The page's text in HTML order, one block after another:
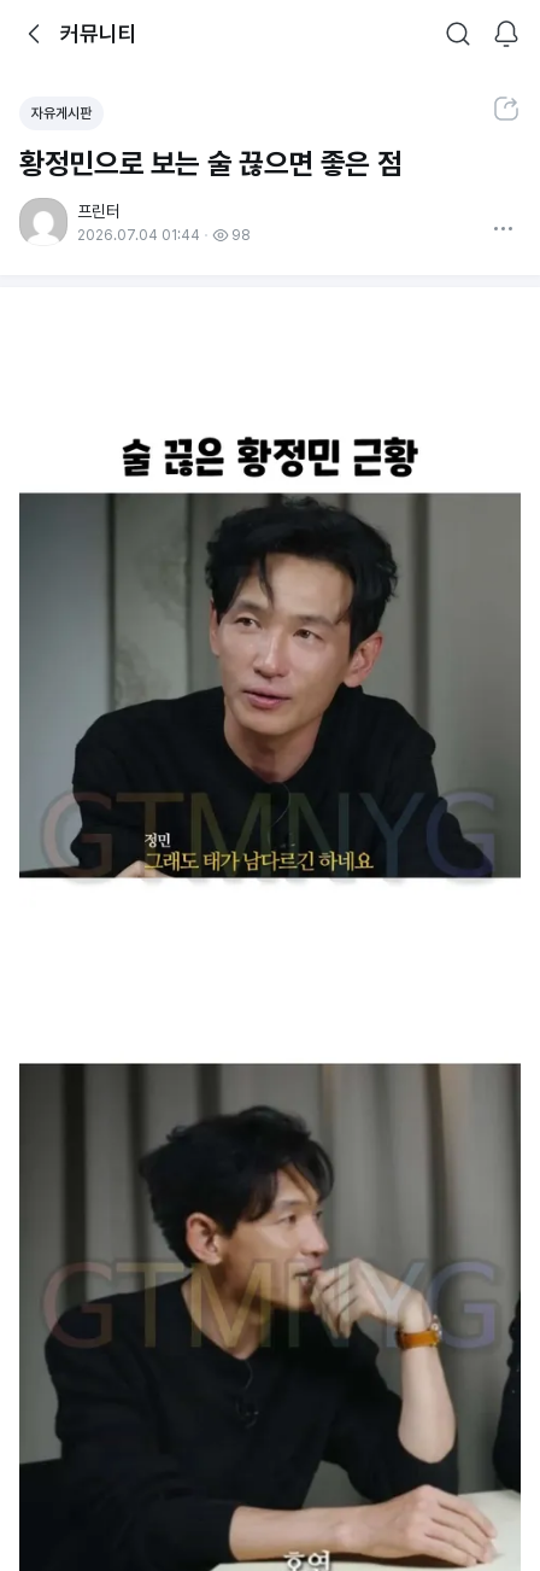
뒤로가기커뮤니티
커뮤니티
검색
알림
공유하기
자유게시판
황정민으로 보는 술 끊으면 좋은 점
프린터
2026.07.04 01:44 98